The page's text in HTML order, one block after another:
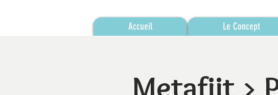
Accueil Le Concept
Metafiit >